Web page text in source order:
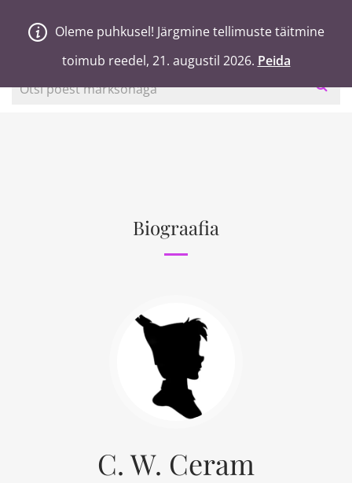
Vanaja Hea
Otsi poest märksõnaga
Ostukorv
Biograafia
C. W. Ceram
Oleme puhkusel! Järgmine tellimuste täitmine
toimub reedel, 21. augustil 2026. Peida
Oleme puhkusel! Järgmine tellimuste täitmine
toimub reedel, 21. augustil 2026. Peida